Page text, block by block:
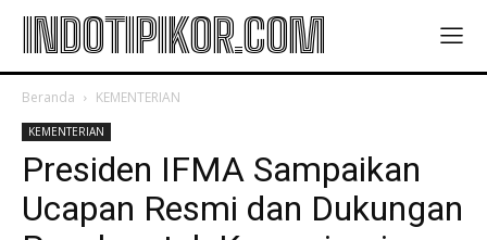
INDOTIPIKOR.COM
Beranda KEMENTERIAN
KEMENTERIAN
Presiden IFMA Sampaikan
Ucapan Resmi dan Dukungan